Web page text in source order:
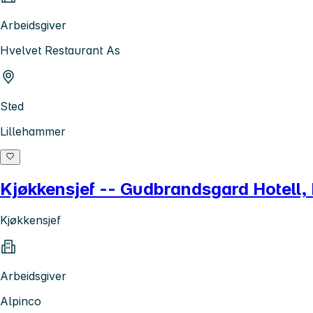
Arbeidsgiver
Hvelvet Restaurant As
Sted
Lillehammer
Kjøkkensjef -- Gudbrandsgard Hotell,
Kjøkkensjef
Arbeidsgiver
Alpinco